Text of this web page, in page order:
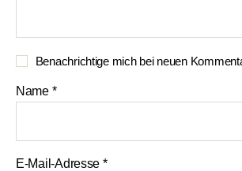
Benachrichtige mich bei neuen
Name *
E-Mail-Adresse *